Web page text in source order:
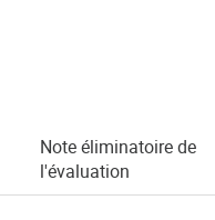
Note éliminatoire de
l'évaluation